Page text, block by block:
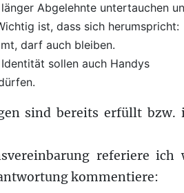
Abgelehnte untertauchen
ist, dass sich herumspricht:
darf auch bleiben.
sollen auch Handys
sind bereits erfüllt
referiere
kommentiere: